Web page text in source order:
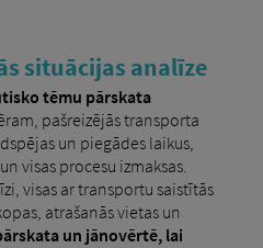
situācijas analīze
tēmu pārskata
pašreizējās transporta
un piegādes laikus,
visas procesu izmaksas.
visas ar transportu saistītās
atrašanās vietas un
un jānovērtē, lai